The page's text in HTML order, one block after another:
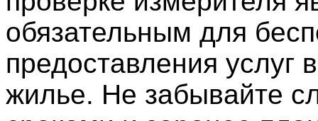
обязательным для
предоставления услуг
жилье. Не забывайте